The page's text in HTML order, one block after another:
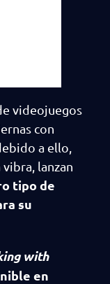
videojuegos
con
a ello,
lanzan
tipo de
su
with
en